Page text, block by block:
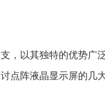
，以其独特的优势
点阵液晶显示屏的几大